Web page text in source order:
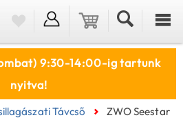
9:30-14:00-ig tartunk
nyitva!
Távcső
ZWO Seestar